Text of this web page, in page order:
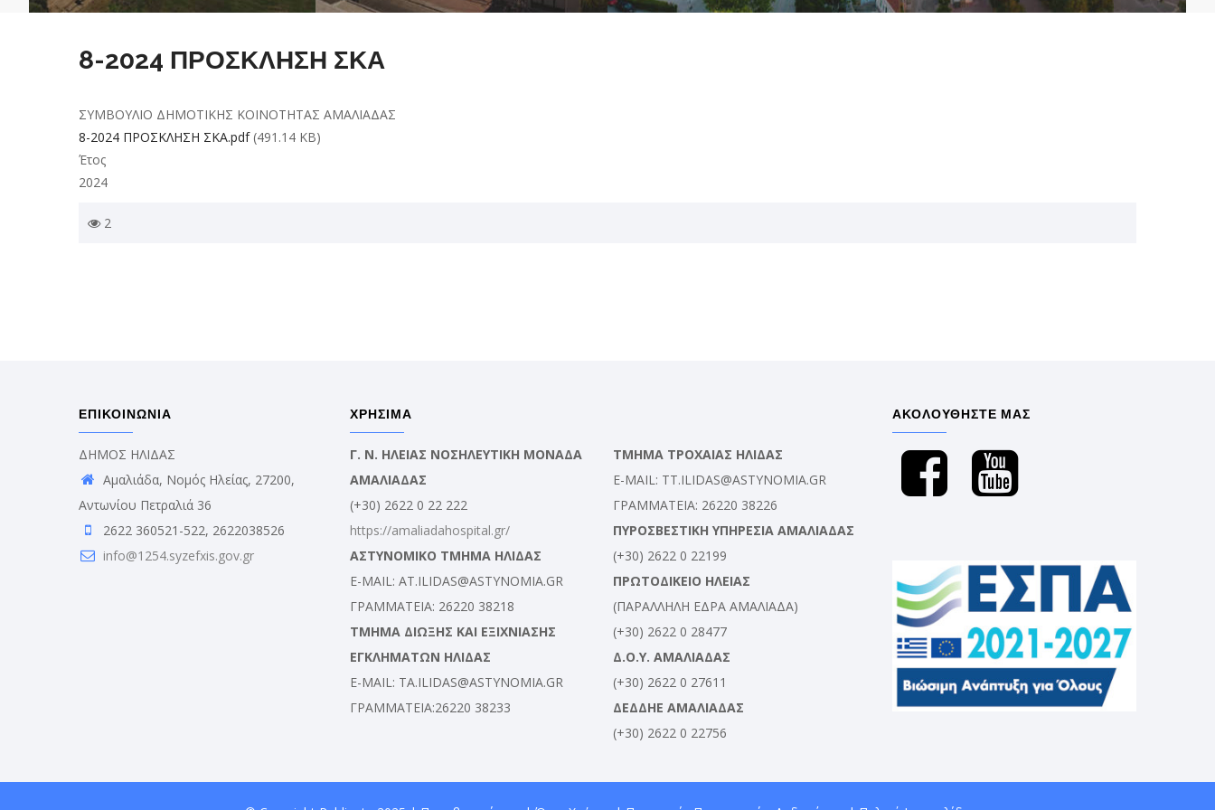
8-2024 ΠΡΟΣΚΛΗΣΗ ΣΚΑ
ΣΥΜΒΟΥΛΙΟ ΔΗΜΟΤΙΚΗΣ ΚΟΙΝΟΤΗΤΑΣ ΑΜΑΛΙΑΔΑΣ
8-2024 ΠΡΟΣΚΛΗΣΗ ΣΚΑ.pdf (491.14 KB)
Έτος
2024
2
ΕΠΙΚΟΙΝΩΝΙΑ
ΔΗΜΟΣ ΗΛΙΔΑΣ
Αμαλιάδα, Νομός Ηλείας, 27200,
Αντωνίου Πετραλιά 36
2622 360521-522, 2622038526
info@1254.syzefxis.gov.gr
ΧΡΗΣΙΜΑ
Γ. Ν. ΗΛΕΙΑΣ ΝΟΣΗΛΕΥΤΙΚΗ ΜΟΝΑΔΑ
ΑΜΑΛΙΑΔΑΣ
(+30) 2622 0 22 222
https://amaliadahospital.gr/
ΑΣΤΥΝΟΜΙΚΟ ΤΜΗΜΑ ΗΛΙΔΑΣ
E-MAIL: AT.ILIDAS@ASTYNOMIA.GR
ΓΡΑΜΜΑΤΕΙΑ: 26220 38218
ΤΜΗΜΑ ΔΙΩΞΗΣ ΚΑΙ ΕΞΙΧΝΙΑΣΗΣ
ΕΓΚΛΗΜΑΤΩΝ ΗΛΙΔΑΣ
E-MAIL: TA.ILIDAS@ASTYNOMIA.GR
ΓΡΑΜΜΑΤΕΙΑ:26220 38233
ΤΜΗΜΑ ΤΡΟΧΑΙΑΣ ΗΛΙΔΑΣ
E-MAIL: TT.ILIDAS@ASTYNOMIA.GR
ΓΡΑΜΜΑΤΕΙΑ: 26220 38226
ΠΥΡΟΣΒΕΣΤΙΚΗ ΥΠΗΡΕΣΙΑ ΑΜΑΛΙΑΔΑΣ
(+30) 2622 0 22199
ΠΡΩΤΟΔΙΚΕΙΟ ΗΛΕΙΑΣ
(ΠΑΡΑΛΛΗΛΗ ΕΔΡΑ ΑΜΑΛΙΑΔΑ)
(+30) 2622 0 28477
Δ.Ο.Υ. ΑΜΑΛΙΑΔΑΣ
(+30) 2622 0 27611
ΔΕΔΔΗΕ ΑΜΑΛΙΑΔΑΣ
(+30) 2622 0 22756
ΑΚΟΛΟΥΘΗΣΤΕ ΜΑΣ